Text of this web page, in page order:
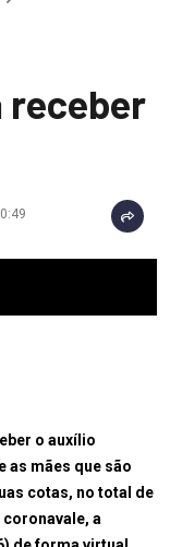
receber
o auxílio
as mães que são
cotas, no total de
coronavale, a